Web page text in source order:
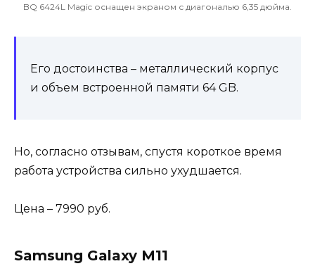
BQ 6424L Magic оснащен экраном с диагональю 6,35 дюйма.
Его достоинства – металлический корпус
и объем встроенной памяти 64 GB.
Но, согласно отзывам, спустя короткое время
работа устройства сильно ухудшается.
Цена – 7990 руб.
Samsung Galaxy M11